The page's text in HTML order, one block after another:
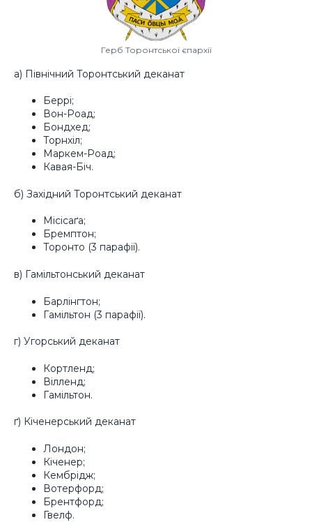
Герб Торонтської єпархії
а) Північний Торонтський деканат
Беррі;
Вон-Роад;
Бондхед;
Торнхіл;
Маркем-Роад;
Кавая-Біч.
б) Західний Торонтський деканат
Місісаґа;
Бремптон;
Торонто (3 парафії).
в) Гамільтонський деканат
Барлінгтон;
Гамільтон (3 парафії).
г) Угорський деканат
Кортленд;
Вілленд;
Гамільтон.
ґ) Кіченерський деканат
Лондон;
Кіченер;
Кембрідж;
Вотерфорд;
Брентфорд;
Гвелф.